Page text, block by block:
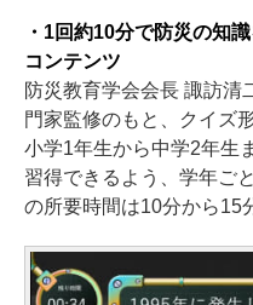
・1回約10分で防災の知
コンテンツ
防災教育学会会長 諏訪清
門家監修のもと、クイズ
小学1年生から中学2年生
習得できるよう、学年ご
の所要時間は10分から15